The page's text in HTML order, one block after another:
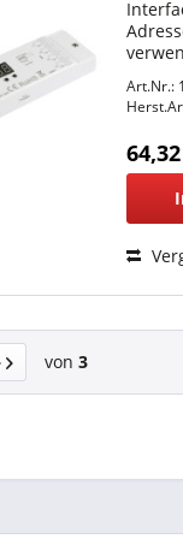
Input:
Art.Nr.:
von 3